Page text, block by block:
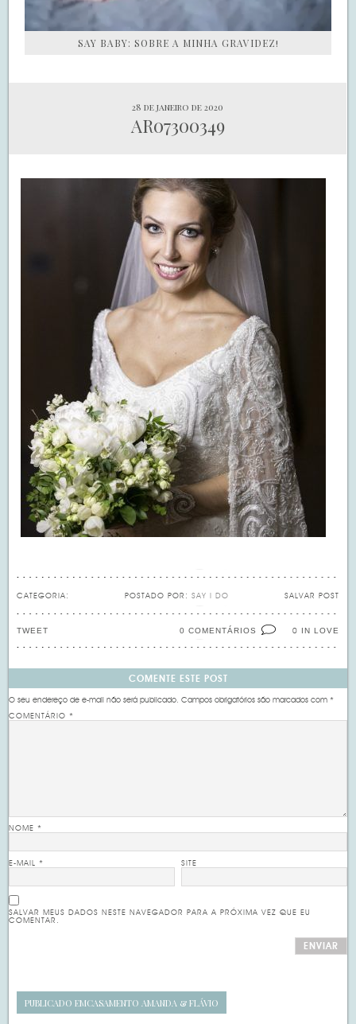
SAY BABY: SOBRE A MINHA GRAVIDEZ!
28 de janeiro de 2020
AR07300349
CATEGORIA: SALVAR POST
POSTADO POR: SAY I DO
0 IN LOVE
0 COMENTÁRIOS
TWEET
COMENTE ESTE POST
O seu endereço de e-mail não será publicado. Campos obrigatórios são marcados com*
COMENTÁRIO*
NOME*
E-MAIL* SITE
SALVAR MEUS DADOS NESTE NAVEGADOR PARA A PRÓXIMA VEZ QUE EU
COMENTAR.
PUBLICADO EMCASAMENTO AMANDA & FLÁVIO